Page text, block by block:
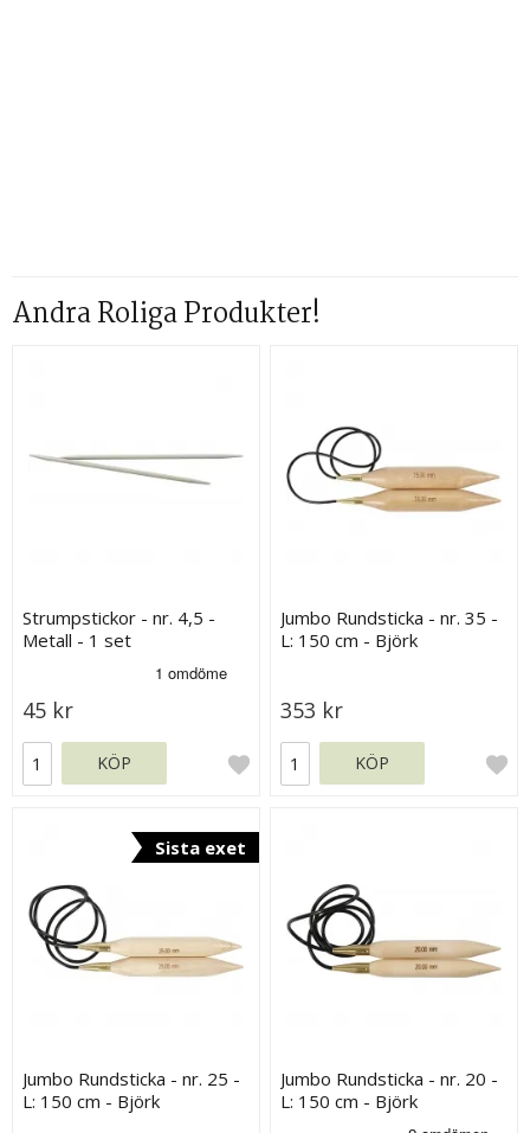
Andra Roliga Produkter!
Strumpstickor - nr. 4,5 -
Metall - 1 set
45 kr
KÖP
Jumbo Rundsticka - nr. 35 -
L: 150 cm - Björk
353 kr
KÖP
Sista exet
Jumbo Rundsticka - nr. 25 -
L: 150 cm - Björk
Jumbo Rundsticka - nr. 20 -
L: 150 cm - Björk